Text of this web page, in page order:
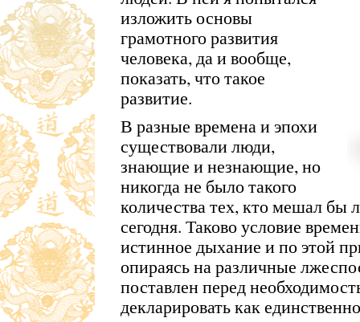
изложить основы
грамотного развития
человека, да и вообще,
показать, что такое
развитие.
В разные времена и эпохи
существовали люди,
знающие и незнающие, но
никогда не было такого
количества тех, кто мешал бы
сегодня. Таково условие
истинное дыхание и по этой
опираясь на различные
поставлен перед
декларировать как